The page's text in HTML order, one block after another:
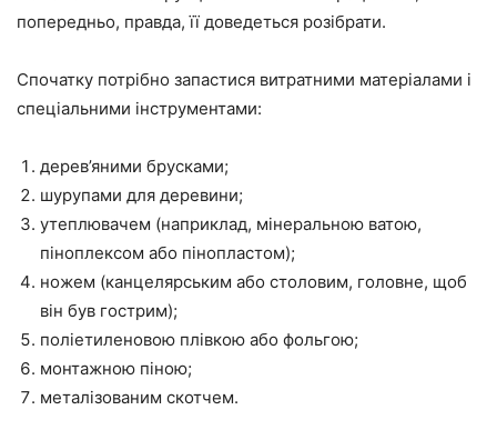
попередньо, правда, її доведеться розібрати.
Спочатку потрібно запастися витратними матеріалами і
спеціальними інструментами:
дерев’яними брусками;
шурупами для деревини;
утеплювачем (наприклад, мінеральною ватою,
піноплексом або пінопластом);
ножем (канцелярським або столовим, головне, щоб
він був гострим);
поліетиленовою плівкою або фольгою;
монтажною піною;
металізованим скотчем.